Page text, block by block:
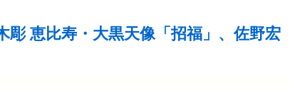
彫 恵比寿・大黒天像「招福」、佐野宏